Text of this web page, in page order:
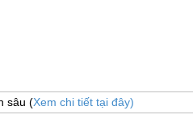
sâu (Xem chi tiết tại đây)